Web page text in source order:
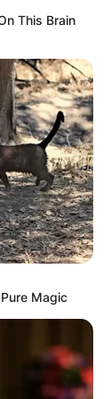
contratando
devem
e experiência
Paraguaçu
20 de abril
Tarumã
completo.
Executar
cobertura de
Ensino
de horário.
de lixo,
Civil /
de
This Brain
Magic